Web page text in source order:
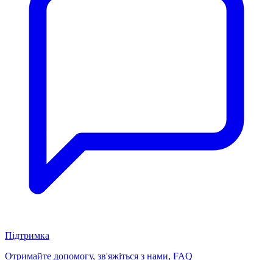
Підтримка
Отримайте допомогу, зв'яжіться з нами, FAQ